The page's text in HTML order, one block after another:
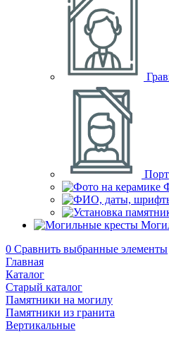
0 Сравнить выбранные элементы
Главная
Каталог
Старый каталог
Памятники на могилу
Памятники из гранита
Вертикальные